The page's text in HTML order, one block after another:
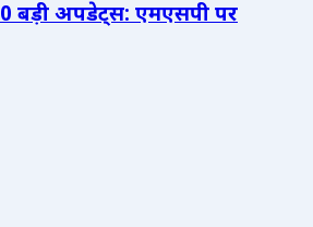
बड़ी अपडेट्स: एमएसपी पर